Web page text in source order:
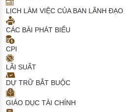
LỊCH LÀM VIỆC CỦA BAN LÃNH ĐẠO
CÁC BÀI PHÁT BIỂU
CPI
LÃI SUẤT
DỰ TRỮ BẮT BUỘC
GIÁO DỤC TÀI CHÍNH